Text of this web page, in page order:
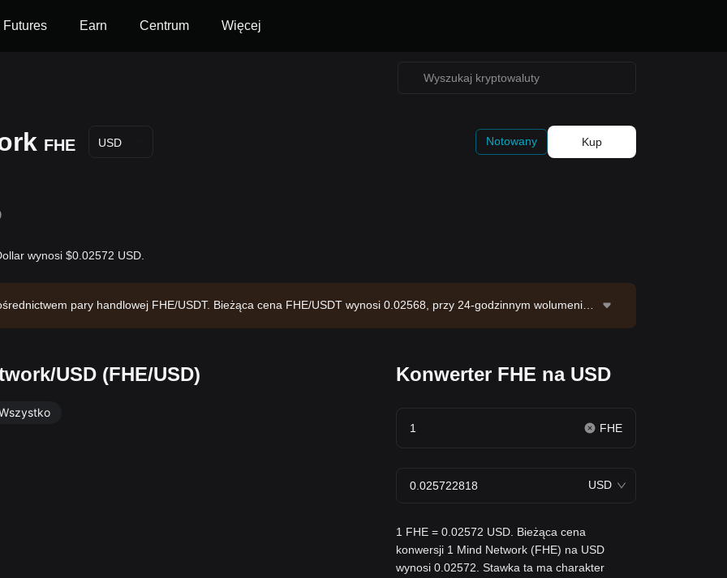
Futures Earn Centrum Więcej
FHE USD Notowany Kup
wynosi $0.02572 USD.
pary handlowej FHE/USDT. Bieżąca cena FHE/USDT wynosi 0.02568, przy 24-godzinnym wolumenie
USD (FHE/USD) Konwerter FHE na USD
FHE
USD
1 FHE = 0.02572 USD. Bieżąca cena
konwersji 1 Mind Network (FHE) na USD
wynosi 0.02572. Stawka ta ma charakter